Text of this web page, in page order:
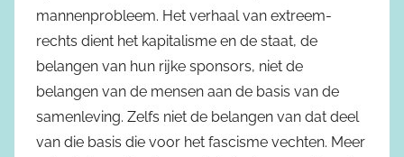
mannenprobleem. Het verhaal van extreem-
rechts dient het kapitalisme en de staat, de
belangen van hun rijke sponsors, niet de
belangen van de mensen aan de basis van de
samenleving. Zelfs niet de belangen van dat deel
van die basis die voor het fascisme vechten. Meer